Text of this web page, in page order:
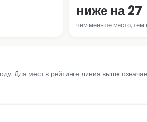
ниже на 27
чем меньше место, тем
Для мест в рейтинге линия выше